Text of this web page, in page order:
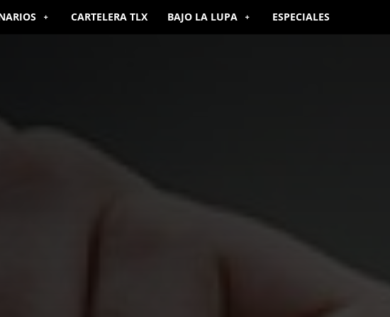
CARTELERA TLX BAJO LA LUPA ESPECIALES